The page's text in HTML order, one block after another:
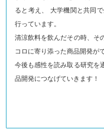
ると考え、 大学機関と共同
行っています。
清涼飲料を飲んだその時、そ
コロに寄り添った商品開発が
今後も感性を読み取る研究を
品開発につなげていきます！